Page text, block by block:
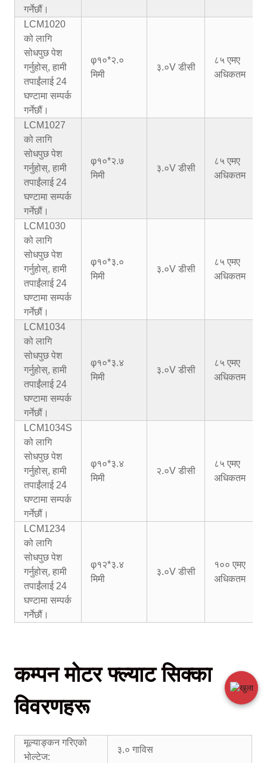
गर्नेछौं।
LCM1020
को लागि
सोधपुछ पेश
गर्नुहोस्, हामी
तपाईंलाई 24
घण्टामा सम्पर्क
गर्नेछौं।
φ१०*२.०
मिमी
३.०V डीसी
८५ एमए
अधिकतम
LCM1027
को लागि
सोधपुछ पेश
गर्नुहोस्, हामी
तपाईंलाई 24
घण्टामा सम्पर्क
गर्नेछौं।
φ१०*२.७
मिमी
३.०V डीसी
८५ एमए
अधिकतम
LCM1030
को लागि
सोधपुछ पेश
गर्नुहोस्, हामी
तपाईंलाई 24
घण्टामा सम्पर्क
गर्नेछौं।
φ१०*३.०
मिमी
३.०V डीसी
८५ एमए
अधिकतम
LCM1034
को लागि
सोधपुछ पेश
गर्नुहोस्, हामी
तपाईंलाई 24
घण्टामा सम्पर्क
गर्नेछौं।
φ१०*३.४
मिमी
३.०V डीसी
८५ एमए
अधिकतम
LCM1034S
को लागि
सोधपुछ पेश
गर्नुहोस्, हामी
तपाईंलाई 24
घण्टामा सम्पर्क
गर्नेछौं।
φ१०*३.४
मिमी
२.०V डीसी
८५ एमए
अधिकतम
LCM1234
को लागि
सोधपुछ पेश
गर्नुहोस्, हामी
तपाईंलाई 24
घण्टामा सम्पर्क
गर्नेछौं।
φ१२*३.४
मिमी
३.०V डीसी
१०० एमए
अधिकतम
कम्पन मोटर फ्ल्याट सिक्का
विवरणहरू
मूल्याङ्कन गरिएको
भोल्टेज:
३.० गाविस